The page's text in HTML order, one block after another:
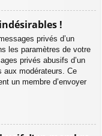
!
privés d’un
les paramètres de votre
privés abusifs d’un
aux modérateurs. Ce
un membre d’envoyer